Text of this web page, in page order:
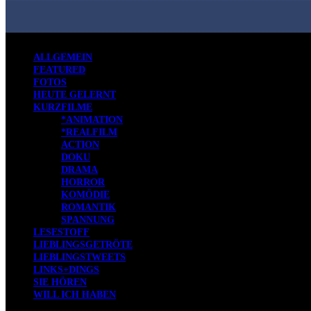
ALLGEMEIN
FEATURED
FOTOS
HEUTE GELERNT
KURZFILME
*ANIMATION
*REALFILM
ACTION
DOKU
DRAMA
HORROR
KOMÖDIE
ROMANTIK
SPANNUNG
LESESTOFF
LIEBLINGSGETRÖTE
LIEBLINGSTWEETS
LINKS+DINGS
SIE HÖREN
WILL ICH HABEN